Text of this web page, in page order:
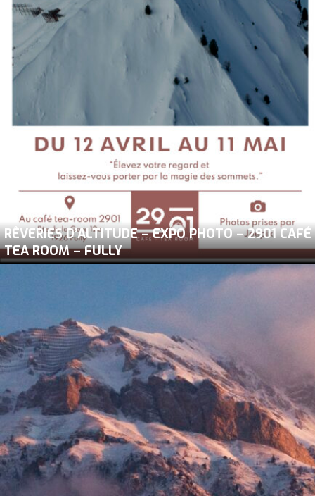
RÊVERIES D’ALTITUDE – EXPO PHOTO – 2901 CAFÉ
TEA ROOM – FULLY